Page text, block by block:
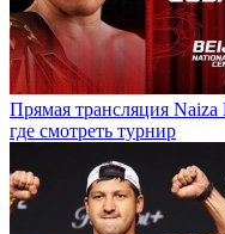
Прямая трансляция
где смотреть турнир